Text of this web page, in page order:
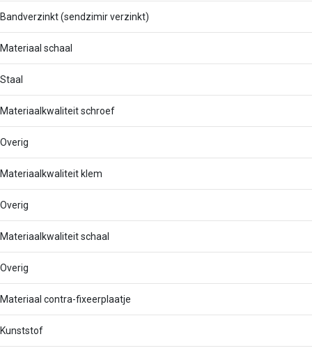
Bandverzinkt (sendzimir verzinkt)
Materiaal schaal
Staal
Materiaalkwaliteit schroef
Overig
Materiaalkwaliteit klem
Overig
Materiaalkwaliteit schaal
Overig
Materiaal contra-fixeerplaatje
Kunststof